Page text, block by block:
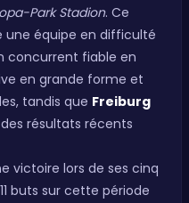
Park Stadion. Ce
une équipe en difficulté
concurrent fiable en
en grande forme et
tandis que Freiburg
résultats récents
victoire lors de ses cinq
buts sur cette période